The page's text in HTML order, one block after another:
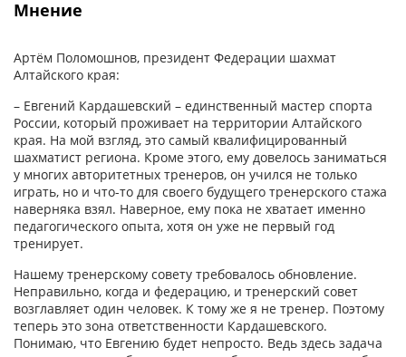
Мнение
Артём Поломошнов, президент Федерации шахмат
Алтайского края:
– Евгений Кардашевский – единственный мастер спорта
России, который проживает на территории Алтайского
края. На мой взгляд, это самый квалифицированный
шахматист региона. Кроме этого, ему довелось заниматься
у многих авторитетных тренеров, он учился не только
играть, но и что-то для своего будущего тренерского стажа
наверняка взял. Наверное, ему пока не хватает именно
педагогического опыта, хотя он уже не первый год
тренирует.
Нашему тренерскому совету требовалось обновление.
Неправильно, когда и федерацию, и тренерский совет
возглавляет один человек. К тому же я не тренер. Поэтому
теперь это зона ответственности Кардашевского.
Понимаю, что Евгению будет непросто. Ведь здесь задача